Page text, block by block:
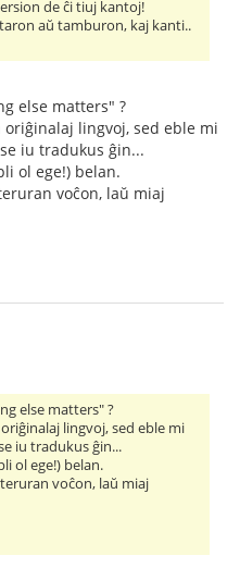
de ĉi tiuj kantoj!
aŭ tamburon, kaj kanti..
else matters" ?
lingvoj, sed eble mi
iu tradukus ĝin...
ol ege!) belan.
voĉon, laŭ miaj
else matters" ?
lingvoj, sed eble mi
iu tradukus ĝin...
ol ege!) belan.
voĉon, laŭ miaj